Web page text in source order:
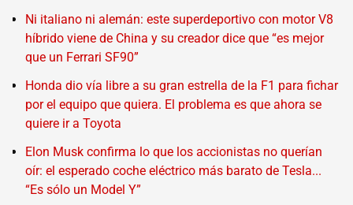
Ni italiano ni alemán: este superdeportivo con motor V8
híbrido viene de China y su creador dice que “es mejor
que un Ferrari SF90”
Honda dio vía libre a su gran estrella de la F1 para fichar
por el equipo que quiera. El problema es que ahora se
quiere ir a Toyota
Elon Musk confirma lo que los accionistas no querían
oír: el esperado coche eléctrico más barato de Tesla...
“Es sólo un Model Y”